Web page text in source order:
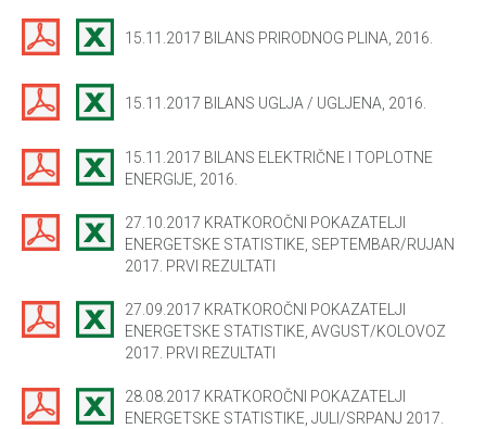
15.11.2017 BILANS PRIRODNOG PLINA, 2016.
15.11.2017 BILANS UGLJA / UGLJENA, 2016.
15.11.2017 BILANS ELEKTRIČNE I TOPLOTNE
ENERGIJE, 2016.
27.10.2017 KRATKOROČNI POKAZATELJI
ENERGETSKE STATISTIKE, SEPTEMBAR/RUJAN
2017. PRVI REZULTATI
27.09.2017 KRATKOROČNI POKAZATELJI
ENERGETSKE STATISTIKE, AVGUST/KOLOVOZ
2017. PRVI REZULTATI
28.08.2017 KRATKOROČNI POKAZATELJI
ENERGETSKE STATISTIKE, JULI/SRPANJ 2017.